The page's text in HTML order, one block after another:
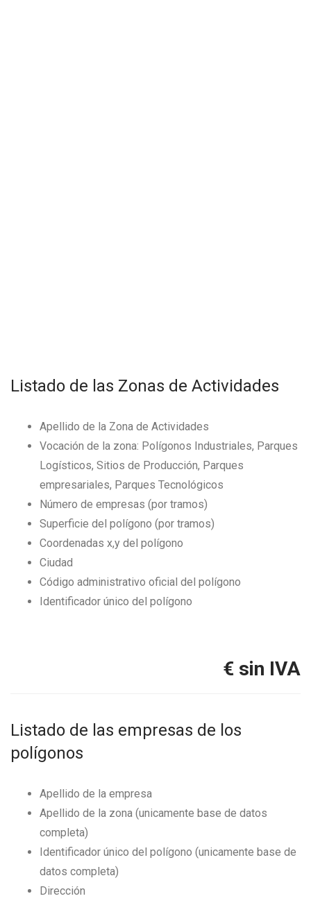
Listado de las Zonas de Actividades
Apellido de la Zona de Actividades
Vocación de la zona: Polígonos Industriales, Parques
Logísticos, Sitios de Producción, Parques
empresariales, Parques Tecnológicos
Número de empresas (por tramos)
Superficie del polígono (por tramos)
Coordenadas x,y del polígono
Ciudad
Código administrativo oficial del polígono
Identificador único del polígono
€ sin IVA
Listado de las empresas de los
polígonos
Apellido de la empresa
Apellido de la zona (unicamente base de datos
completa)
Identificador único del polígono (unicamente base de
datos completa)
Dirección